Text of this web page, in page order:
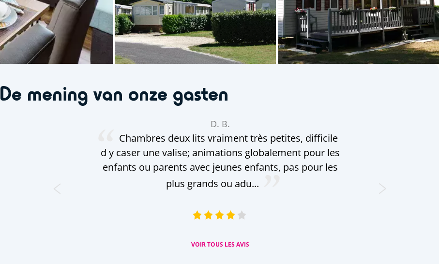
De mening van onze gasten
D. B.
Chambres deux lits vraiment très petites, difficile
d y caser une valise; animations globalement pour les
enfants ou parents avec jeunes enfants, pas pour les
plus grands ou adu...
VOIR TOUS LES AVIS